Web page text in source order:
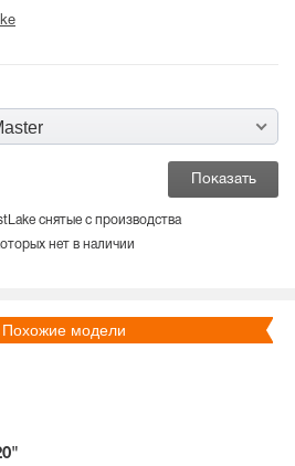
снятые с производства
нет в наличии
Похожие модели